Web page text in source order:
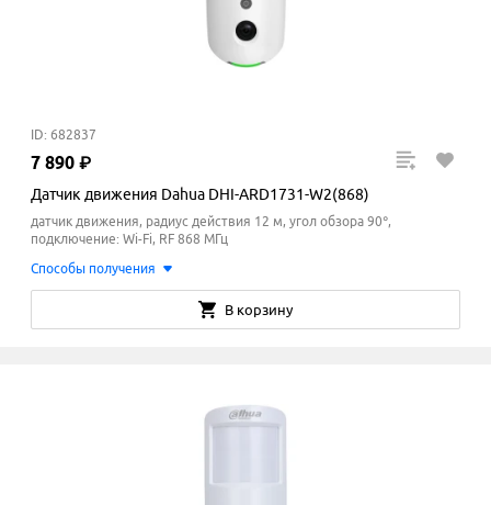
ID: 682837
7 890 ₽
Датчик движения Dahua DHI-ARD1731-W2(868)
датчик движения, радиус действия 12 м, угол обзора 90°,
подключение: Wi-Fi, RF 868 МГц
Способы получения
В корзину